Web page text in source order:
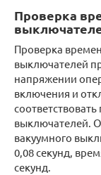
Проверка
Проверка
выключателей
напряжении
включения и
выключателей.
вакуумного
0,08 секунд,
секунд.